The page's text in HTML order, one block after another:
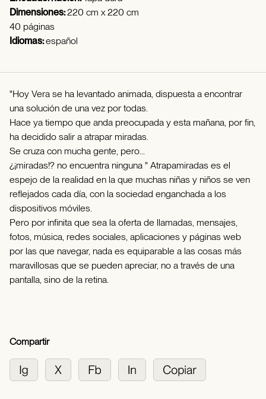
Dimensiones:220 cm x 220 cm
40 páginas
Idiomas:español
"Hoy Vera se ha levantado animada, dispuesta a encontrar
una solución de una vez por todas.
Hace ya tiempo que anda preocupada y esta mañana, por fin,
ha decidido salir a atrapar miradas.
Se cruza con mucha gente, pero...
¿¡miradas!? no encuentra ninguna " Atrapamiradas es el
espejo de la realidad en la que muchas niñas y niños se ven
reflejados cada día, con la sociedad enganchada a los
dispositivos móviles.
Pero por infinita que sea la oferta de llamadas, mensajes,
fotos, música, redes sociales, aplicaciones y páginas web
por las que navegar, nada es equiparable a las cosas más
maravillosas que se pueden apreciar, no a través de una
pantalla, sino de la retina.
Compartir